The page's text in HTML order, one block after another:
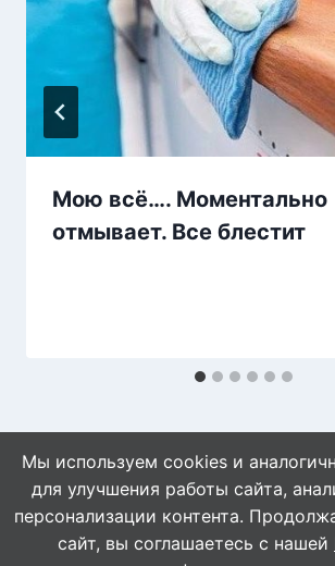
Мою всё…. Моментально
отмывает. Все блестит
© 2026 Naget.Ru
Мы используем cookies и
для улучшения работы сайта,
персонализации контента.
сайт, вы соглашаетесь с нашей